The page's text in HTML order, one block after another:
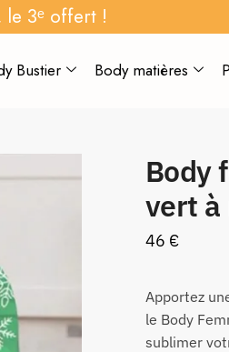
le 3ᵉ offert !
Bustier Body matières
Body
vert
46 €
Apportez
le Body
sublimer